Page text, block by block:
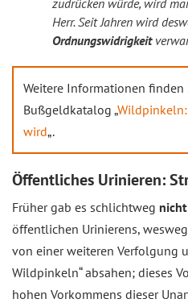
zudrücken würde, wird
Herr. Seit Jahren wird
Ordnungswidrigkeit
Weitere Informationen finden
Bußgeldkatalog „
wird„.
Öffentliches Urinieren:
Früher gab es schlichtweg
öffentlichen Urinierens,
von einer weiteren Verfolgung
Wildpinkeln“ absahen; dieses
hohen Vorkommens dieser